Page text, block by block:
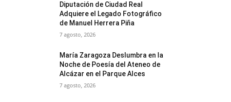
Diputación de Ciudad Real
Adquiere el Legado Fotográfico
de Manuel Herrera Piña
7 agosto, 2026
María Zaragoza Deslumbra en la
Noche de Poesía del Ateneo de
Alcázar en el Parque Alces
7 agosto, 2026